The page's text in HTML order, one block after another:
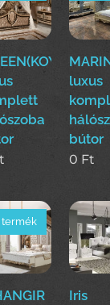
luxus
bútor
0 Ft
termék
Iris